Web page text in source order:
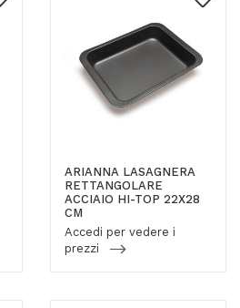
ARIANNA LASAGNERA
RETTANGOLARE
ACCIAIO HI-TOP 22X28
CM
Accedi per vedere i
prezzi